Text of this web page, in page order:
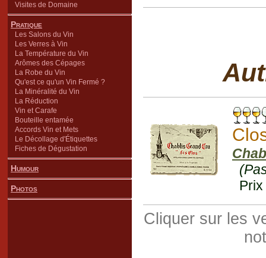
Visites de Domaine
Pratique
Les Salons du Vin
Les Verres à Vin
La Température du Vin
Arômes des Cépages
La Robe du Vin
Qu'est ce qu'un Vin Fermé ?
La Minéralité du Vin
La Réduction
Vin et Carafe
Bouteille entamée
Accords Vin et Mets
Le Décollage d'Étiquettes
Fiches de Dégustation
Humour
Photos
Cliquer sur les